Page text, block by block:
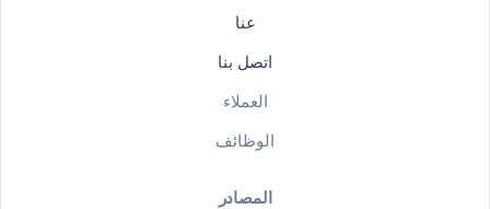
عنا
اتصل بنا
العملاء
الوظائف
المصادر